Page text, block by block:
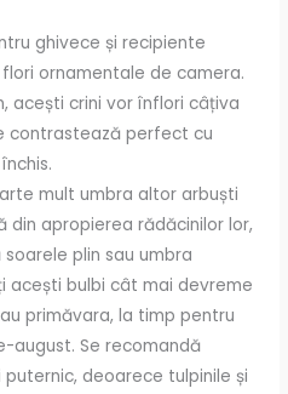
ghivece și recipiente
ornamentale de camera.
acești crini vor înflori câțiva
contrastează perfect cu
mult umbra altor arbuști
din apropierea rădăcinilor lor,
plin sau umbra
acești bulbi cât mai devreme
primăvara, la timp pentru
august. Se recomandă
deoarece tulpinile și